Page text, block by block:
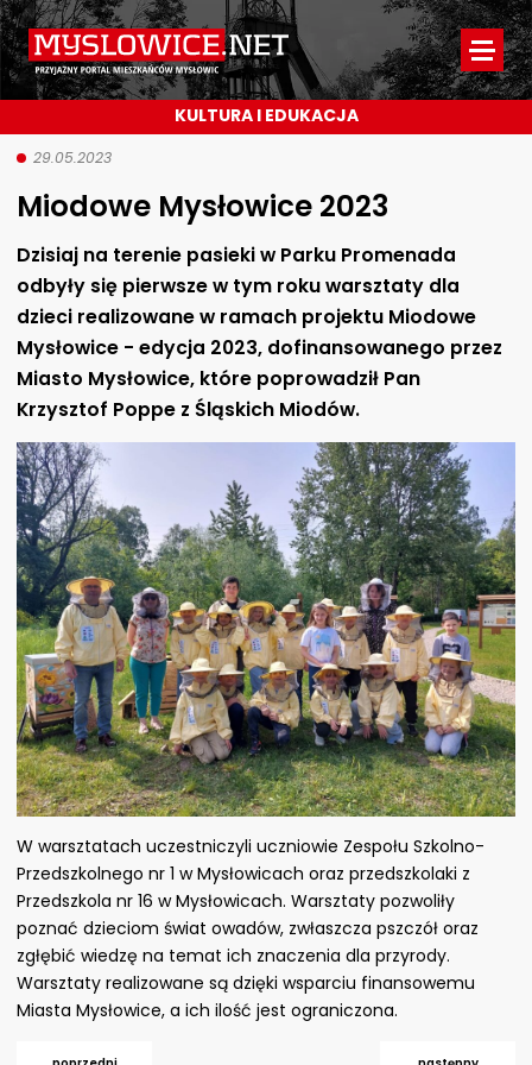
Myslowice.net
-
Przyjazny
portal
mieszkańców
Mysłowic
KULTURA I EDUKACJA
29.05.2023
Miodowe Mysłowice 2023
Dzisiaj na terenie pasieki w Parku Promenada
odbyły się pierwsze w tym roku warsztaty dla
dzieci realizowane w ramach projektu Miodowe
Mysłowice - edycja 2023, dofinansowanego przez
Miasto Mysłowice, które poprowadził Pan
Krzysztof Poppe z Śląskich Miodów.
W warsztatach uczestniczyli uczniowie Zespołu Szkolno-
Przedszkolnego nr 1 w Mysłowicach oraz przedszkolaki z
Przedszkola nr 16 w Mysłowicach. Warsztaty pozwoliły
poznać dzieciom świat owadów, zwłaszcza pszczół oraz
zgłębić wiedzę na temat ich znaczenia dla przyrody.
Warsztaty realizowane są dzięki wsparciu finansowemu
Miasta Mysłowice, a ich ilość jest ograniczona.